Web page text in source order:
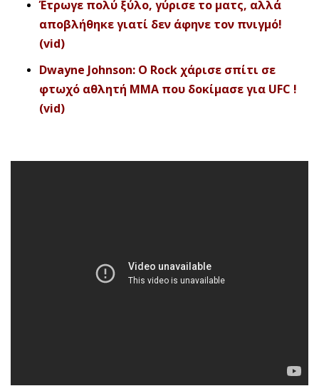
Έτρωγε πολύ ξύλο, γύρισε το ματς, αλλά
αποβλήθηκε γιατί δεν άφηνε τον πνιγμό!
(vid)
Dwayne Johnson: Ο Rock χάρισε σπίτι σε
φτωχό αθλητή MMA που δοκίμασε για UFC !
(vid)